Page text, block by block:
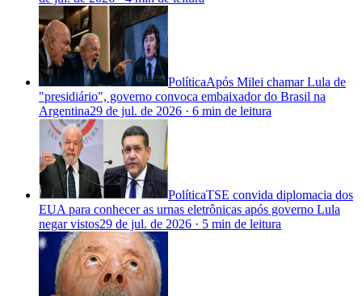
PolíticaApós Milei chamar Lula de
"presidiário", governo convoca embaixador do Brasil na
Argentina29 de jul. de 2026 · 6 min de leitura
PolíticaTSE convida diplomacia dos
EUA para conhecer as urnas eletrônicas após governo Lula
negar vistos29 de jul. de 2026 · 5 min de leitura